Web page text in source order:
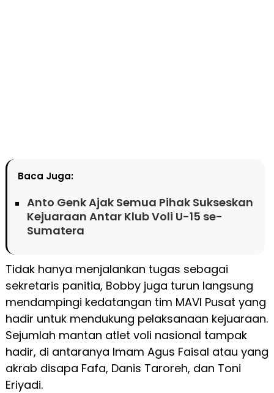
Baca Juga:
Anto Genk Ajak Semua Pihak Sukseskan
Kejuaraan Antar Klub Voli U-15 se-
Sumatera
Tidak hanya menjalankan tugas sebagai
sekretaris panitia, Bobby juga turun langsung
mendampingi kedatangan tim MAVI Pusat yang
hadir untuk mendukung pelaksanaan kejuaraan.
Sejumlah mantan atlet voli nasional tampak
hadir, di antaranya Imam Agus Faisal atau yang
akrab disapa Fafa, Danis Taroreh, dan Toni
Eriyadi.